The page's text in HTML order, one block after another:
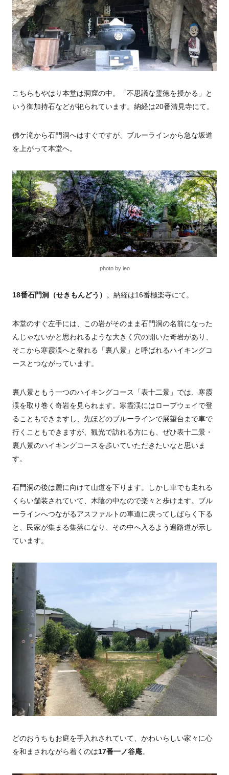
こちらもやはり本堂は洞窟の中。「不思議な霊徳を授かる」と
いう御加持石などが祀られています。納経は20番清見寺にて。
佛ケ滝から石門洞へはすぐですが、ブルーラインから急な坂道
を上がって本堂へ。
photo by leo
18番石門洞（せきもんどう） 。納経は16番極楽寺にて。
本堂のすぐ左手には、この岩がそのまま石門洞の名前になった
んじゃないかと思われるような大きく穴の開いた奇岩があり、
そこから寒霞渓へと登れる「裏八景」と呼ばれるハイキングコ
ースとつながっています。
裏八景ともう一つのハイキングコース「表十二景」では、寒霞
渓を取り巻く奇岩を見られます。寒霞渓にはロープウェイで登
ることもできますし、先ほどのブルーラインで展望台まで車で
行くこともできますが、観光で訪れる方にも、ぜひ表十二景・
裏八景のハイキングコースを歩いていただきたいなと思いま
す。
石門洞の後は麓に向けて山道を下ります。しかし車でも走れる
くらい舗装されていて、木陰の中なので楽々と歩けます。ブル
ーラインへつながるアスファルトの車道に戻ってしばらく下る
と、民家が集まる集落になり、その中へ入るよう遍路道が示し
ています。
どのおうちもお庭を手入れされていて、かわいらしい家々に心
を和まされながら着くのは17番一ノ谷庵。